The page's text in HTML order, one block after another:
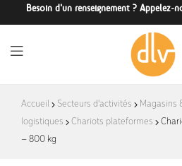
Besoin d'un renseignement ?
DLV-
Accueil Secteurs d'activités Magasins
logistiques
Chariots plateformes
– 800 kg